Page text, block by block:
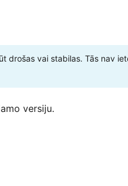
drošas vai stabilas. Tās nav
versiju.